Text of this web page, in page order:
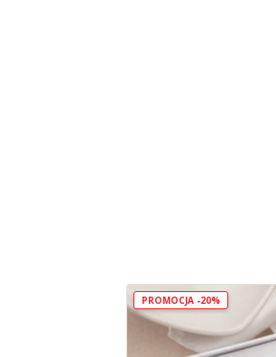
PROMOCJA -20%